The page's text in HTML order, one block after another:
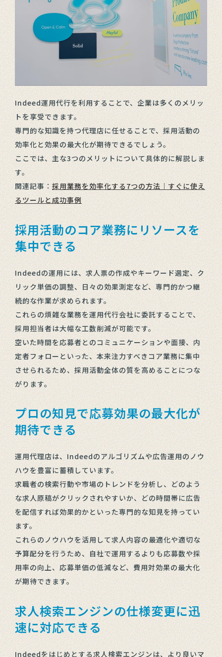
Indeed運用代行を利用することで、企業は多くのメリッ
トを享受できます。
専門的な知識を持つ代理店に任せることで、採用活動の
効率化と効果の最大化が期待できるでしょう。
ここでは、主な3つのメリットについて具体的に解説しま
す。
関連記事：採用業務を効率化する7つの方法｜すぐに使え
るツールと成功事例
採用活動のコア業務にリソースを
集中できる
Indeedの運用には、求人票の作成やキーワード選定、ク
リック単価の調整、日々の効果測定など、専門的かつ継
続的な作業が求められます。
これらの煩雑な業務を運用代行会社に委託することで、
採用担当者は大幅な工数削減が可能です。
空いた時間を応募者とのコミュニケーションや面接、内
定者フォローといった、本来注力すべきコア業務に集中
させられるため、採用活動全体の質を高めることにつな
がります。
プロの知見で応募効果の最大化が
期待できる
運用代理店は、Indeedのアルゴリズムや広告運用のノウ
ハウを豊富に蓄積しています。
求職者の検索行動や市場のトレンドを分析し、どのよう
な求人原稿がクリックされやすいか、どの時間帯に広告
を配信すれば効果的かといった専門的な知見を持ってい
ます。
これらのノウハウを活用して求人内容の最適化や適切な
予算配分を行うため、自社で運用するよりも応募数や採
用率の向上、応募単価の低減など、費用対効果の最大化
が期待できます。
求人検索エンジンの仕様変更に迅
速に対応できる
Indeedをはじめとする求人検索エンジンは、より良いマ